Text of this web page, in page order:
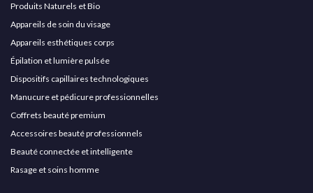
Produits Naturels et Bio
Appareils de soin du visage
Appareils esthétiques corps
Épilation et lumière pulsée
Dispositifs capillaires technologiques
Manucure et pédicure professionnelles
Coffrets beauté premium
Accessoires beauté professionnels
Beauté connectée et intelligente
Rasage et soins homme